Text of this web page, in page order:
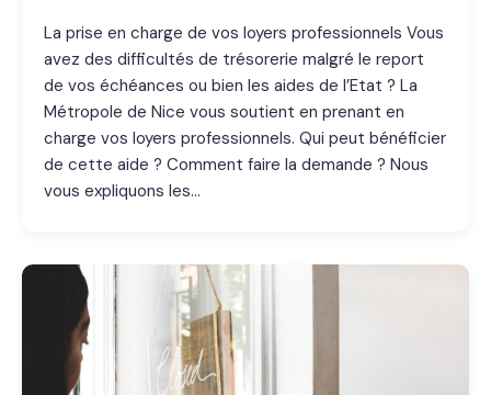
La prise en charge de vos loyers professionnels Vous
avez des difficultés de trésorerie malgré le report
de vos échéances ou bien les aides de l’Etat ? La
Métropole de Nice vous soutient en prenant en
charge vos loyers professionnels. Qui peut bénéficier
de cette aide ? Comment faire la demande ? Nous
vous expliquons les…